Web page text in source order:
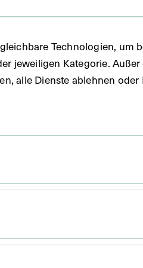
31,5 x 22 cm
Technologien,
jeweiligen Kategorie.
alle Dienste ablehnen